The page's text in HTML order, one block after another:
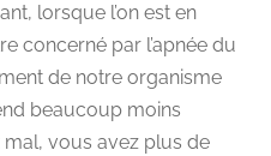
lorsque l’on est en
concerné par l’apnée du
de notre organisme
beaucoup moins
mal, vous avez plus de